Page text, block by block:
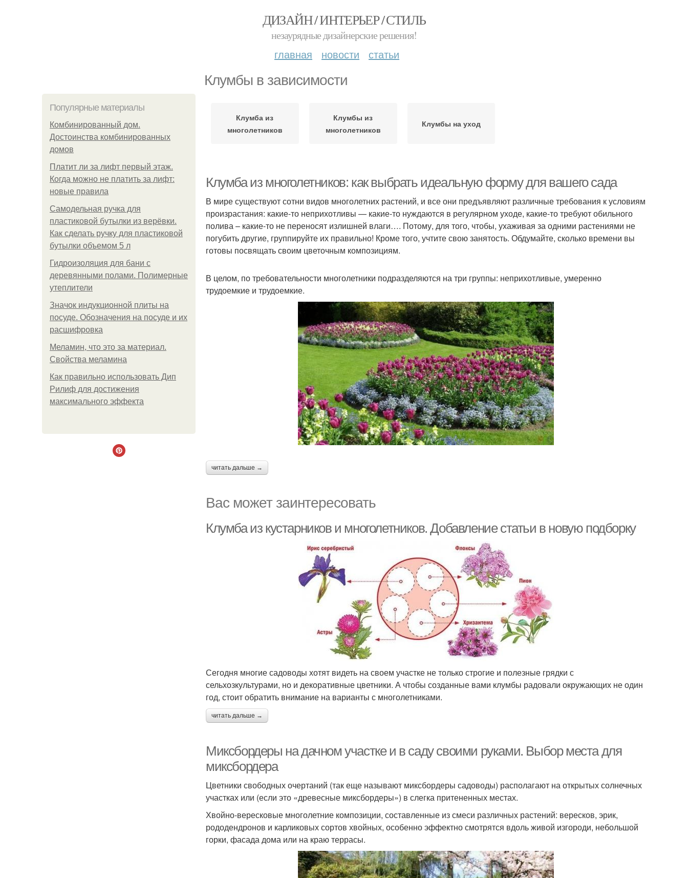
ДИЗАЙН / ИНТЕРЬЕР / СТИЛЬ
незаурядные дизайнерские решения!
главная новости статьи
Клумбы в зависимости
Популярные материалы
Комбинированный дом.
Достоинства комбинированных
домов
Платит ли за лифт первый этаж.
Когда можно не платить за лифт:
новые правила
Самодельная ручка для
пластиковой бутылки из верёвки.
Как сделать ручку для пластиковой
бутылки объемом 5 л
Гидроизоляция для бани с
деревянными полами. Полимерные
утеплители
Значок индукционной плиты на
посуде. Обозначения на посуде и их
расшифровка
Меламин, что это за материал.
Свойства меламина
Как правильно использовать Дип
Рилиф для достижения
максимального эффекта
Клумба из
многолетников
Клумбы из
многолетников
Клумбы на уход
Клумба из многолетников: как выбрать идеальную форму для вашего сада
В мире существуют сотни видов многолетних растений, и все они предъявляют различные требования к условиям
произрастания: какие-то неприхотливы — какие-то нуждаются в регулярном уходе, какие-то требуют обильного
полива – какие-то не переносят излишней влаги…. Потому, для того, чтобы, ухаживая за одними растениями не
погубить другие, группируйте их правильно! Кроме того, учтите свою занятость. Обдумайте, сколько времени вы
готовы посвящать своим цветочным композициям.
В целом, по требовательности многолетники подразделяются на три группы: неприхотливые, умеренно
трудоемкие и трудоемкие.
читать дальше →
Вас может заинтересовать
Клумба из кустарников и многолетников. Добавление статьи в новую подборку
Сегодня многие садоводы хотят видеть на своем участке не только строгие и полезные грядки с
сельхозкультурами, но и декоративные цветники. А чтобы созданные вами клумбы радовали окружающих не один
год, стоит обратить внимание на варианты с многолетниками.
читать дальше →
Миксбордеры на дачном участке и в саду своими руками. Выбор места для
миксбордера
Цветники свободных очертаний (так еще называют миксбордеры садоводы) располагают на открытых солнечных
участках или (если это «древесные миксбордеры») в слегка притененных местах.
Хвойно-вересковые многолетние композиции, составленные из смеси различных растений: вересков, эрик,
рододендронов и карликовых сортов хвойных, особенно эффектно смотрятся вдоль живой изгороди, небольшой
горки, фасада дома или на краю террасы.